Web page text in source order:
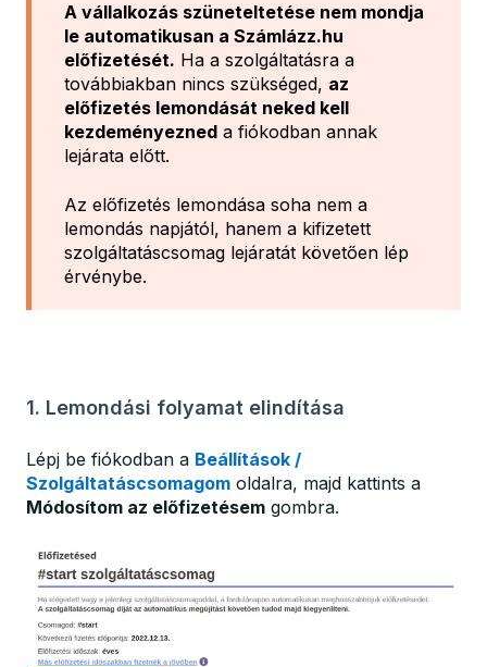
A vállalkozás szüneteltetése nem mondja
le automatikusan a Számlázz.hu
előfizetését. Ha a szolgáltatásra a
továbbiakban nincs szükséged, az
előfizetés lemondását neked kell
kezdeményezned a fiókodban annak
lejárata előtt.
Az előfizetés lemondása soha nem a
lemondás napjától, hanem a kifizetett
szolgáltatáscsomag lejáratát követően lép
érvénybe.
1. Lemondási folyamat elindítása
Lépj be fiókodban a Beállítások /
Szolgáltatáscsomagom oldalra, majd kattints a
Módosítom az előfizetésem gombra.